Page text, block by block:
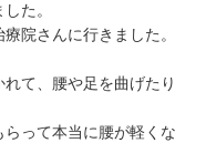
た。
院さんに行きました。
て、腰や足を曲げたり
って本当に腰が軽くな